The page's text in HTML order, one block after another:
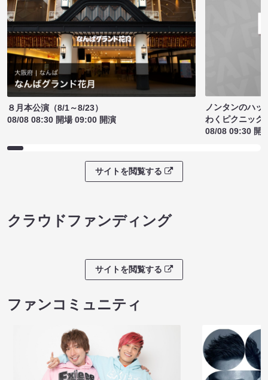
８月本公演（8/1～8/23）
08/08 08:30 開場 09:00 開演
ノンタンのハッ
わくピクニック
08/08 09:30 開
サイトを閲覧する
クラウドファンディング
サイトを閲覧する
ファンコミュニティ